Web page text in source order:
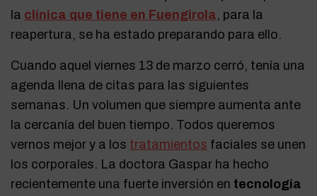
la clínica que tiene en Fuengirola, para la
reapertura, se ha estado preparando para ello.
Cuando aquel viernes 13 de marzo cerró, tenía una
agenda llena de citas para las siguientes
semanas. Un volumen que siempre aumenta ante
la cercanía del buen tiempo. Todos queremos
vernos mejor y a los tratamientos faciales se unen
los corporales. La doctora Gaspar ha hecho
recientemente una fuerte inversión en tecnología